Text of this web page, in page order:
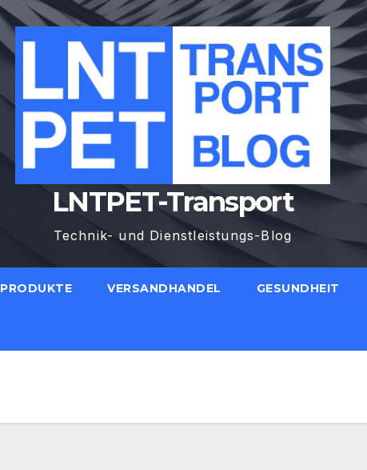
LNTPET-Transport
Technik- und Dienstleistungs-Blog
PRODUKTE VERSANDHANDEL GESUNDHEIT